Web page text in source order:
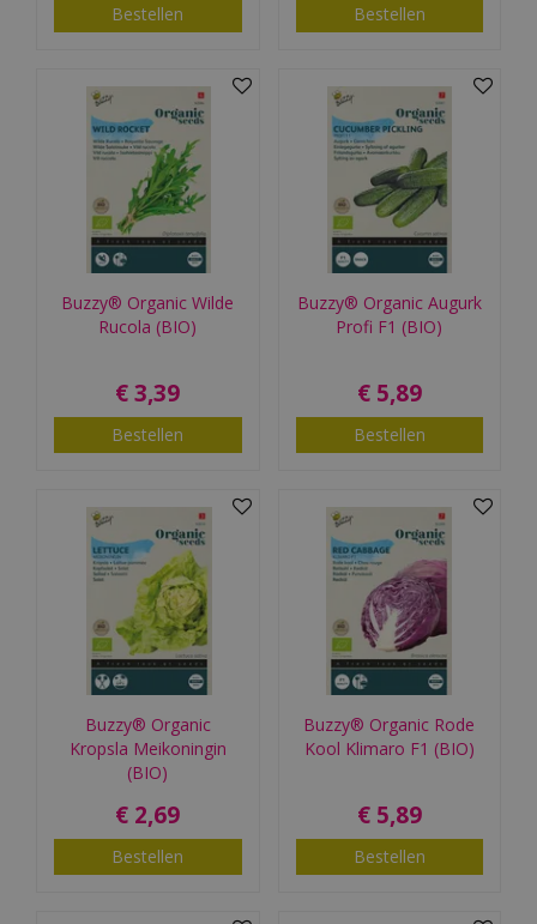
Bestellen Bestellen
Buzzy® Organic Wilde
Rucola (BIO)
€ 3,39
Bestellen
Buzzy® Organic Augurk
Profi F1 (BIO)
€ 5,89
Bestellen
Buzzy® Organic
Kropsla Meikoningin
(BIO)
€ 2,69
Bestellen
Buzzy® Organic Rode
Kool Klimaro F1 (BIO)
€ 5,89
Bestellen